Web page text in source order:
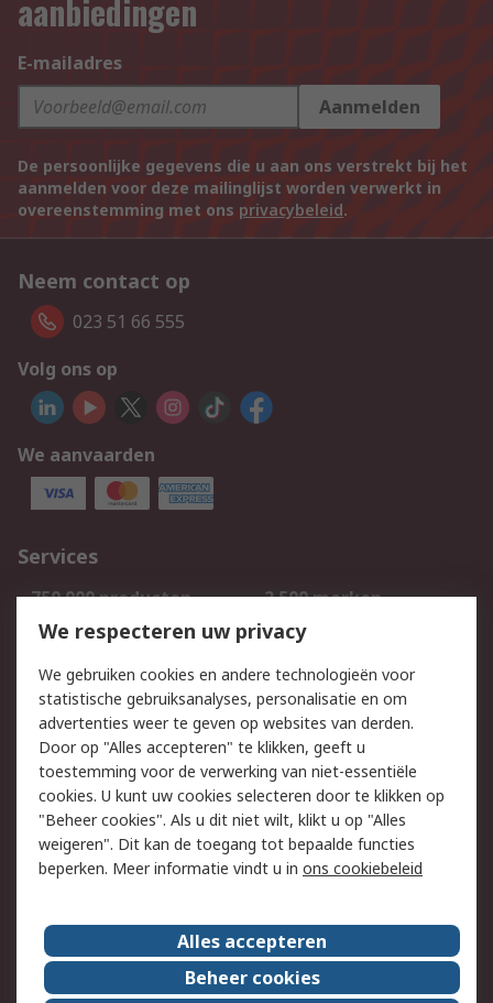
aanbiedingen
E-mailadres
Aanmelden
De persoonlijke gegevens die u aan ons verstrekt bij het
aanmelden voor deze mailinglijst worden verwerkt in
overeenstemming met ons privacybeleid.
Neem contact op
023 51 66 555
Volg ons op
We aanvaarden
Services
750.000 producten
2.500 merken
Bestellen
Inkoopoplossingen
Track & Trace
Wettelijk
Cookiebeleid
Email veiligheid
Privacybeleid
Websitevoorwaarden
Algemene
verkoopvoorwaarden
Over RS
RS Group
Over ons
We respecteren uw privacy
We gebruiken cookies en andere technologieën voor
statistische gebruiksanalyses, personalisatie en om
advertenties weer te geven op websites van derden.
Door op "Alles accepteren" te klikken, geeft u
toestemming voor de verwerking van niet-essentiële
cookies. U kunt uw cookies selecteren door te klikken op
"Beheer cookies". Als u dit niet wilt, klikt u op "Alles
weigeren". Dit kan de toegang tot bepaalde functies
beperken. Meer informatie vindt u in ons cookiebeleid
Alles accepteren
Beheer cookies